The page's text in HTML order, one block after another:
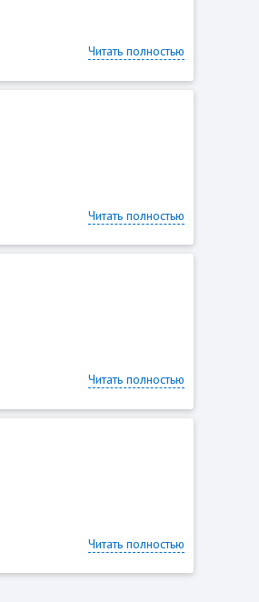
Читать полностью
Читать полностью
Читать полностью
Читать полностью